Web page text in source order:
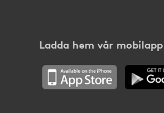
Ladda hem vår mobilapp